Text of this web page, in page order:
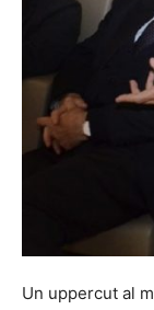
Un uppercut al